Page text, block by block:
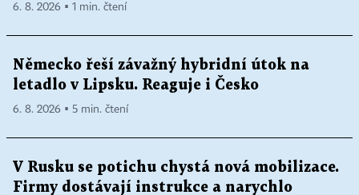
6. 8. 2026 ▪ 1 min. čtení
Německo řeší závažný hybridní útok na
letadlo v Lipsku. Reaguje i Česko
6. 8. 2026 ▪ 5 min. čtení
V Rusku se potichu chystá nová mobilizace.
Firmy dostávají instrukce a narychlo